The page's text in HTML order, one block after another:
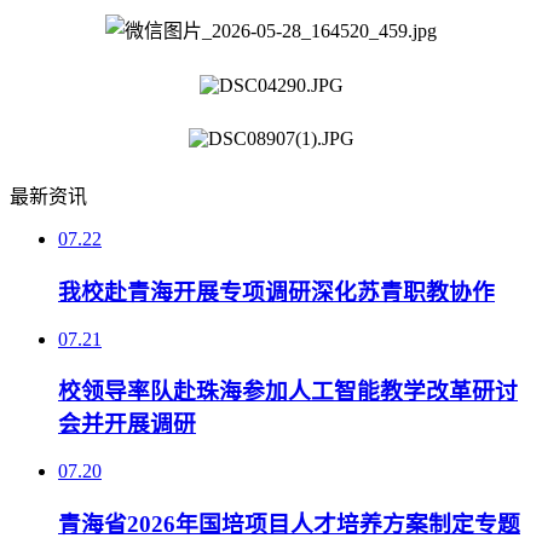
最新资讯
07.22
我校赴青海开展专项调研深化苏青职教协作
07.21
校领导率队赴珠海参加人工智能教学改革研讨
会并开展调研
07.20
青海省2026年国培项目人才培养方案制定专题